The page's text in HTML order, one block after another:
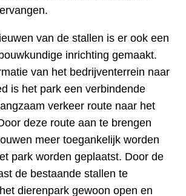
van de stallen is er ook een
inrichting gemaakt.
van het bedrijventerrein naar
is het park een verbindende
verkeer route naar het
deze route aan te brengen
meer toegankelijk worden
park worden geplaatst. Door de
de bestaande stallen te
dierenpark gewoon open en